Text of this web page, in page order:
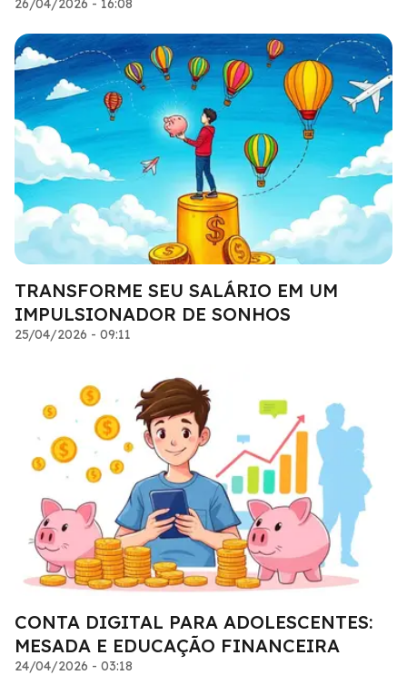
26/04/2026 - 16:08
TRANSFORME SEU SALÁRIO EM UM
IMPULSIONADOR DE SONHOS
25/04/2026 - 09:11
CONTA DIGITAL PARA ADOLESCENTES:
MESADA E EDUCAÇÃO FINANCEIRA
24/04/2026 - 03:18